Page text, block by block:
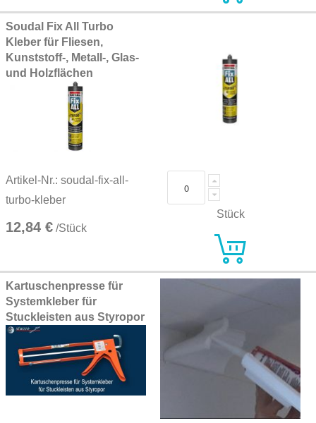
Soudal Fix All Turbo
Kleber für Fliesen,
Kunststoff-, Metall-, Glas-
und Holzflächen
Artikel-Nr.: soudal-fix-all-
turbo-kleber
12,84 € /Stück
Stück
Kartuschenpresse für
Systemkleber für
Stuckleisten aus Styropor